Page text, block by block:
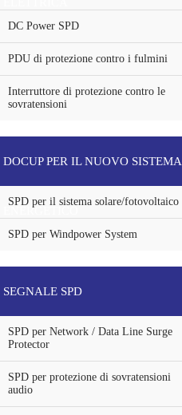
DC Power SPD
PDU di protezione contro i fulmini
Interruttore di protezione contro le
sovratensioni
DOCUP PER IL NUOVO SISTEMA
ENERGETICO
SPD per il sistema solare/fotovoltaico
SPD per Windpower System
SEGNALE SPD
SPD per Network / Data Line Surge
Protector
SPD per protezione di sovratensioni
audio